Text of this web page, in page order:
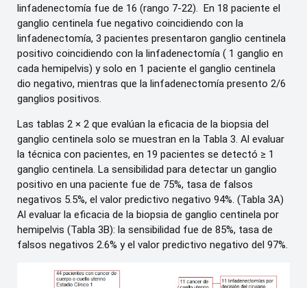
linfadenectomía fue de 16 (rango 7-22). En 18 paciente el
ganglio centinela fue negativo coincidiendo con la
linfadenectomía, 3 pacientes presentaron ganglio centinela
positivo coincidiendo con la linfadenectomía ( 1 ganglio en
cada hemipelvis) y solo en 1 paciente el ganglio centinela
dio negativo, mientras que la linfadenectomía presento 2/6
ganglios positivos.
Las tablas 2 × 2 que evalúan la eficacia de la biopsia del
ganglio centinela solo se muestran en la Tabla 3. Al evaluar
la técnica con pacientes, en 19 pacientes se detectó ≥ 1
ganglio centinela. La sensibilidad para detectar un ganglio
positivo en una paciente fue de 75%, tasa de falsos
negativos 5.5%, el valor predictivo negativo 94%. (Tabla 3A)
Al evaluar la eficacia de la biopsia de ganglio centinela por
hemipelvis (Tabla 3B): la sensibilidad fue de 85%, tasa de
falsos negativos 2.6% y el valor predictivo negativo del 97%.